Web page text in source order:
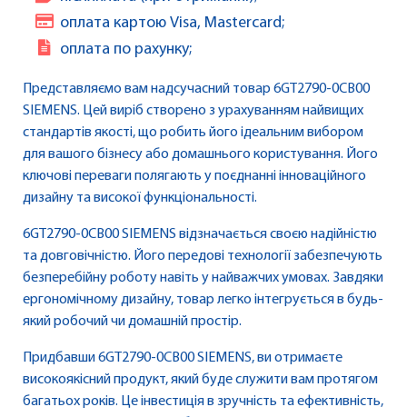
оплата картою Visa, Mastercard;
оплата по рахунку;
Представляємо вам надсучасний товар 6GT2790-0CB00
SIEMENS. Цей виріб створено з урахуванням найвищих
стандартів якості, що робить його ідеальним вибором
для вашого бізнесу або домашнього користування. Його
ключові переваги полягають у поєднанні інноваційного
дизайну та високої функціональності.
6GT2790-0CB00 SIEMENS відзначається своєю надійністю
та довговічністю. Його передові технології забезпечують
безперебійну роботу навіть у найважчих умовах. Завдяки
ергономічному дизайну, товар легко інтегрується в будь-
який робочий чи домашній простір.
Придбавши 6GT2790-0CB00 SIEMENS, ви отримаєте
високоякісний продукт, який буде служити вам протягом
багатьох років. Це інвестиція в зручність та ефективність,